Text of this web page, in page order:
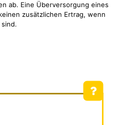
ab. Eine Überversorgung eines
zusätzlichen Ertrag, wenn